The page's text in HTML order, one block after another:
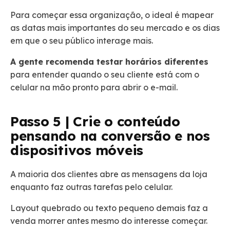
Para começar essa organização, o ideal é mapear
as datas mais importantes do seu mercado e os dias
em que o seu público interage mais.
A gente recomenda testar horários diferentes
para entender quando o seu cliente está com o
celular na mão pronto para abrir o e-mail.
Passo 5 | Crie o conteúdo
pensando na conversão e nos
dispositivos móveis
A maioria dos clientes abre as mensagens da loja
enquanto faz outras tarefas pelo celular.
Layout quebrado ou texto pequeno demais faz a
venda morrer antes mesmo do interesse começar.